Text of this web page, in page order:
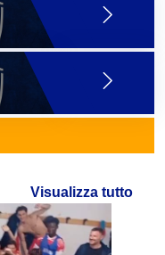
Visualizza tutto